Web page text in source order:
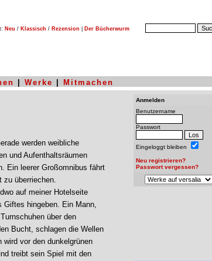
Neu / Klassisch / Rezension Der Bücherwurm
Werke Mitmachen
werden weibliche
und Aufenthaltsräumen
Ein leerer Großomnibus fährt
zu überriechen.
auf meiner Hotelseite
Giftes hingeben. Ein Mann,
über den
Bucht, schlagen die Wellen
vor den dunkelgrünen
treibt sein Spiel mit den
Anmelden
Benutzername
Passwort
Eingeloggt bleiben
Neu registrieren?
Passwort vergessen?